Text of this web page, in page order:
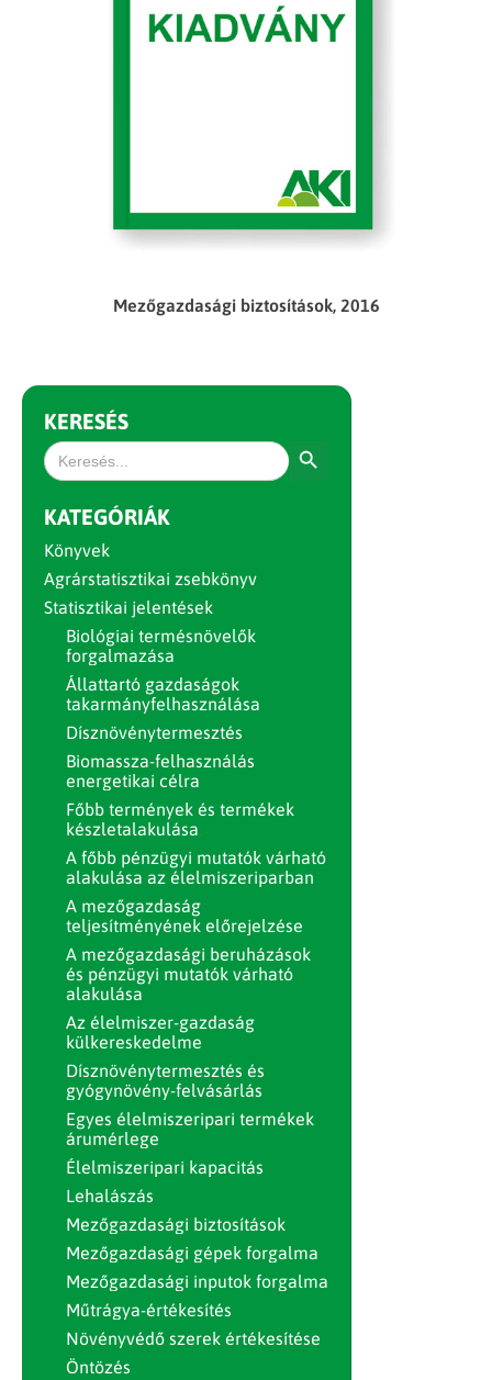
Mezőgazdasági biztosítások, 2016
KERESÉS
Search
for:
KATEGÓRIÁK
Könyvek
Agrárstatisztikai zsebkönyv
Statisztikai jelentések
Biológiai termésnövelők
forgalmazása
Állattartó gazdaságok
takarmányfelhasználása
Dísznövénytermesztés
Biomassza-felhasználás
energetikai célra
Főbb termények és termékek
készletalakulása
A főbb pénzügyi mutatók várható
alakulása az élelmiszeriparban
A mezőgazdaság
teljesítményének előrejelzése
A mezőgazdasági beruházások
és pénzügyi mutatók várható
alakulása
Az élelmiszer-gazdaság
külkereskedelme
Dísznövénytermesztés és
gyógynövény-felvásárlás
Egyes élelmiszeripari termékek
árumérlege
Élelmiszeripari kapacitás
Lehalászás
Mezőgazdasági biztosítások
Mezőgazdasági gépek forgalma
Mezőgazdasági inputok forgalma
Műtrágya-értékesítés
Növényvédő szerek értékesítése
Öntözés